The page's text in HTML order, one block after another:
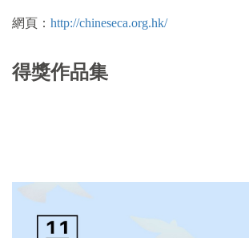
網頁： http://chineseca.org.hk/
得獎作品集